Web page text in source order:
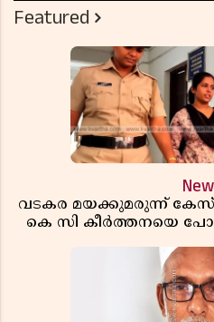
Featured
വടകര മയക്കുമരുന്ന്
കെ സി കീർത്തനയെ